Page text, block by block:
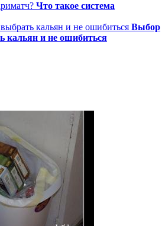
Что такое система
Выбор
кальян и не ошибиться